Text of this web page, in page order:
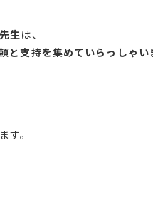
生 は、
と支持を集めていらっしゃい
す。